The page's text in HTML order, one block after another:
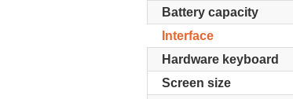
Battery capacity
Interface
Hardware keyboard
Screen size